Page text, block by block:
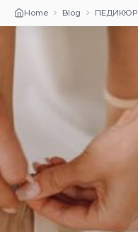
Home Blog ПЕДИКЮР